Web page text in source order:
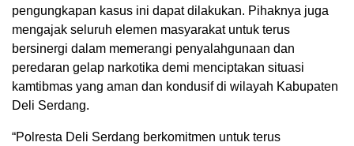
pengungkapan kasus ini dapat dilakukan. Pihaknya juga
mengajak seluruh elemen masyarakat untuk terus
bersinergi dalam memerangi penyalahgunaan dan
peredaran gelap narkotika demi menciptakan situasi
kamtibmas yang aman dan kondusif di wilayah Kabupaten
Deli Serdang.
“Polresta Deli Serdang berkomitmen untuk terus